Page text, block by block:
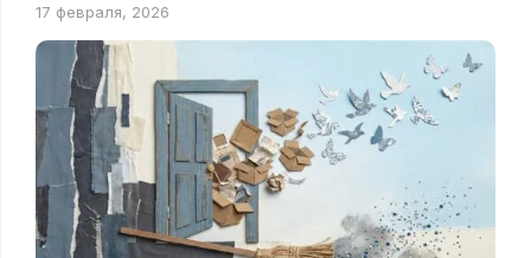
17 февраля, 2026